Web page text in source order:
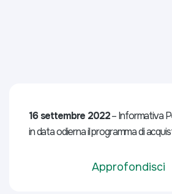
16 settembre 2022– Informativa
in data odierna il programma di
Approfondisci